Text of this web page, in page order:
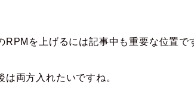
RPMを上げるには記事中も重要な位置で
は両方入れたいですね。